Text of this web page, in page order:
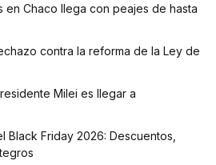
en Chaco llega con peajes de hasta
contra la reforma de la Ley de
Milei es llegar a
Black Friday 2026: Descuentos,